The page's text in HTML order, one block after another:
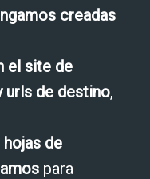
creadas
el site de
urls de destino,
de
para